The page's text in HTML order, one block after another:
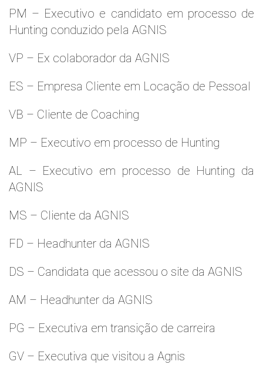
PM – Executivo e candidato em processo de
Hunting conduzido pela AGNIS
VP – Ex colaborador da AGNIS
ES – Empresa Cliente em Locação de Pessoal
VB – Cliente de Coaching
MP – Executivo em processo de Hunting
AL – Executivo em processo de Hunting da
AGNIS
MS – Cliente da AGNIS
FD – Headhunter da AGNIS
DS – Candidata que acessou o site da AGNIS
AM – Headhunter da AGNIS
PG – Executiva em transição de carreira
GV – Executiva que visitou a Agnis